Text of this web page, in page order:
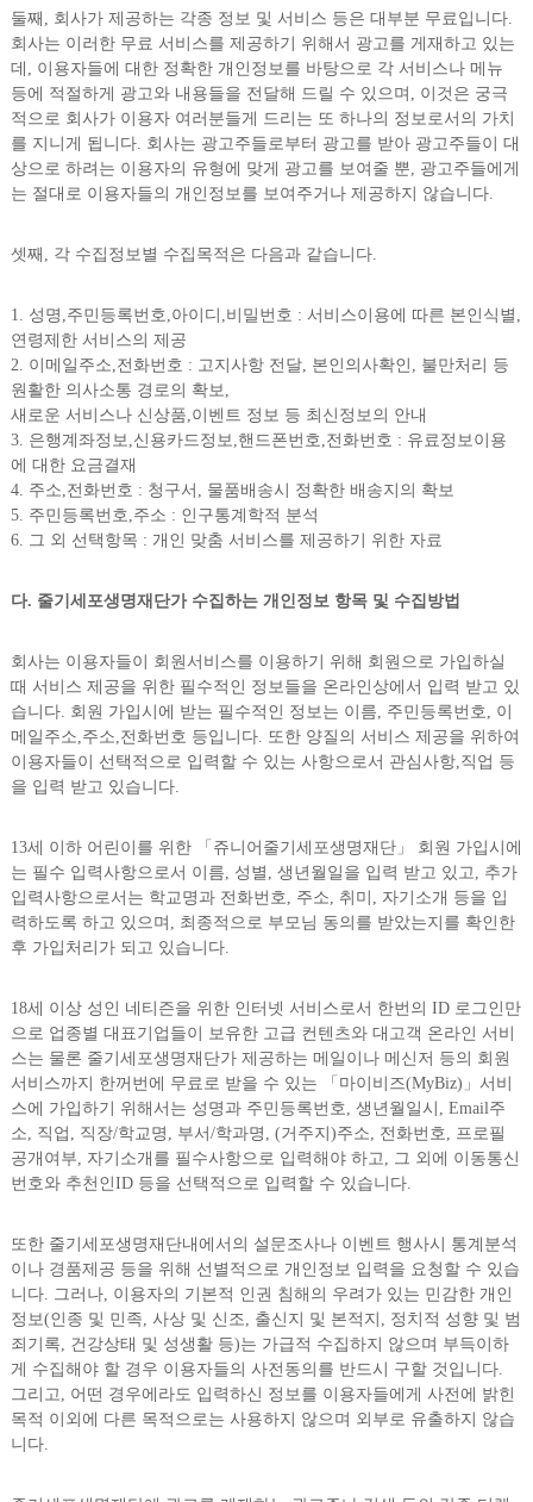
둘째, 회사가 제공하는 각종 정보 및 서비스 등은 대부분 무료입니다.
회사는 이러한 무료 서비스를 제공하기 위해서 광고를 게재하고 있는
데, 이용자들에 대한 정확한 개인정보를 바탕으로 각 서비스나 메뉴
등에 적절하게 광고와 내용들을 전달해 드릴 수 있으며, 이것은 궁극
적으로 회사가 이용자 여러분들게 드리는 또 하나의 정보로서의 가치
를 지니게 됩니다. 회사는 광고주들로부터 광고를 받아 광고주들이 대
상으로 하려는 이용자의 유형에 맞게 광고를 보여줄 뿐, 광고주들에게
는 절대로 이용자들의 개인정보를 보여주거나 제공하지 않습니다.
셋째, 각 수집정보별 수집목적은 다음과 같습니다.
1. 성명,주민등록번호,아이디,비밀번호 : 서비스이용에 따른 본인식별,
연령제한 서비스의 제공
2. 이메일주소,전화번호 : 고지사항 전달, 본인의사확인, 불만처리 등
원활한 의사소통 경로의 확보,
새로운 서비스나 신상품,이벤트 정보 등 최신정보의 안내
3. 은행계좌정보,신용카드정보,핸드폰번호,전화번호 : 유료정보이용
에 대한 요금결재
4. 주소,전화번호 : 청구서, 물품배송시 정확한 배송지의 확보
5. 주민등록번호,주소 : 인구통계학적 분석
6. 그 외 선택항목 : 개인 맞춤 서비스를 제공하기 위한 자료
다. 줄기세포생명재단가 수집하는 개인정보 항목 및 수집방법
회사는 이용자들이 회원서비스를 이용하기 위해 회원으로 가입하실
때 서비스 제공을 위한 필수적인 정보들을 온라인상에서 입력 받고 있
습니다. 회원 가입시에 받는 필수적인 정보는 이름, 주민등록번호, 이
메일주소,주소,전화번호 등입니다. 또한 양질의 서비스 제공을 위하여
이용자들이 선택적으로 입력할 수 있는 사항으로서 관심사항,직업 등
을 입력 받고 있습니다.
13세 이하 어린이를 위한 「쥬니어줄기세포생명재단」 회원 가입시에
는 필수 입력사항으로서 이름, 성별, 생년월일을 입력 받고 있고, 추가
입력사항으로서는 학교명과 전화번호, 주소, 취미, 자기소개 등을 입
력하도록 하고 있으며, 최종적으로 부모님 동의를 받았는지를 확인한
후 가입처리가 되고 있습니다.
18세 이상 성인 네티즌을 위한 인터넷 서비스로서 한번의 ID 로그인만
으로 업종별 대표기업들이 보유한 고급 컨텐츠와 대고객 온라인 서비
스는 물론 줄기세포생명재단가 제공하는 메일이나 메신저 등의 회원
서비스까지 한꺼번에 무료로 받을 수 있는 「마이비즈(MyBiz)」서비
스에 가입하기 위해서는 성명과 주민등록번호, 생년월일시, Email주
소, 직업, 직장/학교명, 부서/학과명, (거주지)주소, 전화번호, 프로필
공개여부, 자기소개를 필수사항으로 입력해야 하고, 그 외에 이동통신
번호와 추천인ID 등을 선택적으로 입력할 수 있습니다.
또한 줄기세포생명재단내에서의 설문조사나 이벤트 행사시 통계분석
이나 경품제공 등을 위해 선별적으로 개인정보 입력을 요청할 수 있습
니다. 그러나, 이용자의 기본적 인권 침해의 우려가 있는 민감한 개인
정보(인종 및 민족, 사상 및 신조, 출신지 및 본적지, 정치적 성향 및 범
죄기록, 건강상태 및 성생활 등)는 가급적 수집하지 않으며 부득이하
게 수집해야 할 경우 이용자들의 사전동의를 반드시 구할 것입니다.
그리고, 어떤 경우에라도 입력하신 정보를 이용자들에게 사전에 밝힌
목적 이외에 다른 목적으로는 사용하지 않으며 외부로 유출하지 않습
니다.